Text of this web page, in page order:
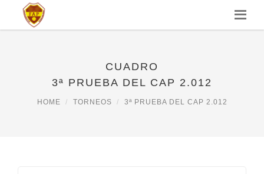
CUADRO
3ª PRUEBA DEL CAP 2.012
HOME TORNEOS 3ª PRUEBA DEL CAP 2.012